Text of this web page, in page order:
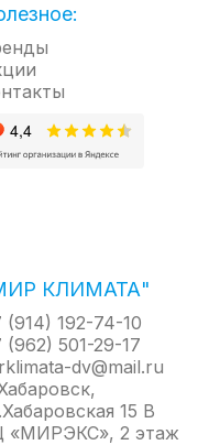
блока с пульта -
КЛИМАТА"
(914) 192-74-10
(962) 501-29-17
dv@mail.ru
15 В
«МИРЭКС», 2 этаж